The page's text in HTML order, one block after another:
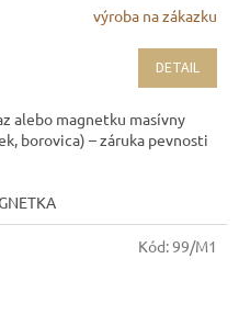
výroba na zákazku
DETAIL
alebo magnetku masívny
borovica) – záruka pevnosti
Kód:99/M1